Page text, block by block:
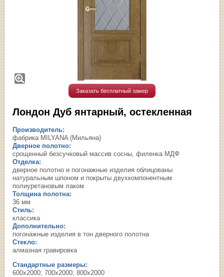
Заказать бесплатный замер
Лондон Дуб янтарный, остекленная
Производитель:
фабрика MILYANA (Мильяна)
Дверное полотно:
срощенный безсучковый массив сосны, филенка МДФ
Отделка:
дверное полотно и погонажные изделия облицованы
натуральным шпоном и покрыты двухкомпонентным
полиуретановым лаком
Толщина полотна:
36 мм
Стиль:
классика
Дополнительно:
погонажные изделия в тон дверного полотна
Стекло:
алмазная гравировка
Стандартные размеры:
600х2000; 700х2000; 800х2000